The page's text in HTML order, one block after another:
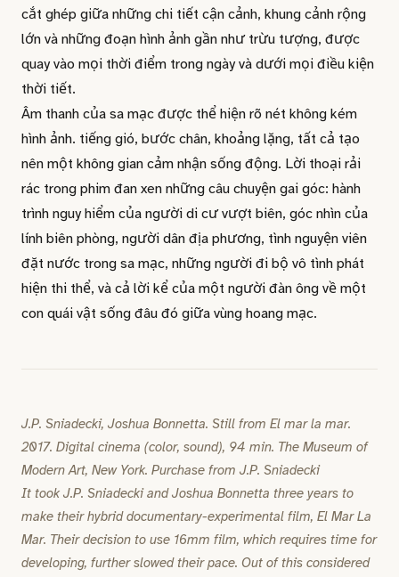
cắt ghép giữa những chi tiết cận cảnh, khung cảnh rộng
lớn và những đoạn hình ảnh gần như trừu tượng, được
quay vào mọi thời điểm trong ngày và dưới mọi điều kiện
thời tiết.
Âm thanh của sa mạc được thể hiện rõ nét không kém
hình ảnh. tiếng gió, bước chân, khoảng lặng, tất cả tạo
nên một không gian cảm nhận sống động. Lời thoại rải
rác trong phim đan xen những câu chuyện gai góc: hành
trình nguy hiểm của người di cư vượt biên, góc nhìn của
lính biên phòng, người dân địa phương, tình nguyện viên
đặt nước trong sa mạc, những người đi bộ vô tình phát
hiện thi thể, và cả lời kể của một người đàn ông về một
con quái vật sống đâu đó giữa vùng hoang mạc.
J.P. Sniadecki, Joshua Bonnetta. Still from El mar la mar.
2017. Digital cinema (color, sound), 94 min. The Museum of
Modern Art, New York. Purchase from J.P. Sniadecki
It took J.P. Sniadecki and Joshua Bonnetta three years to
make their hybrid documentary-experimental film, El Mar La
Mar. Their decision to use 16mm film, which requires time for
developing, further slowed their pace. Out of this considered